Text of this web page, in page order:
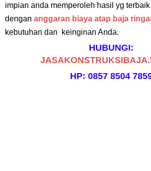
impian anda memperoleh hasil yg
dengan anggaran biaya atap baja
kebutuhan dan keinginan Anda.
HUBUNGI:
HP: 0857 8504